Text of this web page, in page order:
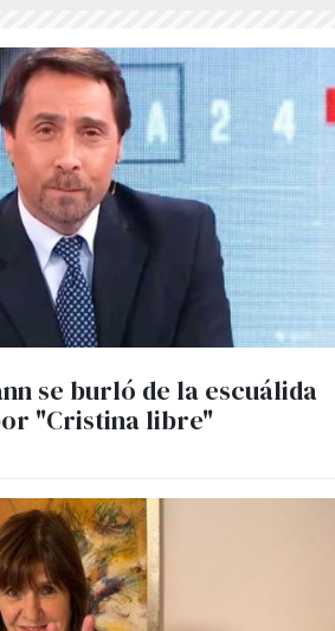
se burló de la escuálida
"Cristina libre"